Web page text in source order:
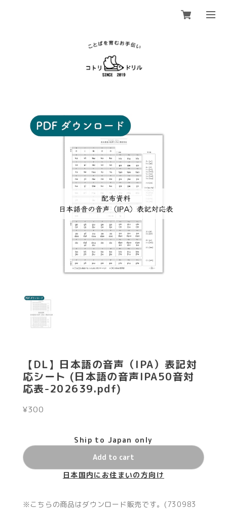
【DL】日本語の音声（IPA）表記対
応シート (日本語の音声IPA50音対
応表-202639.pdf)
¥300
Ship to Japan only
Add to cart
日本国内にお住まいの方向け
※こちらの商品はダウンロード販売です。(730983